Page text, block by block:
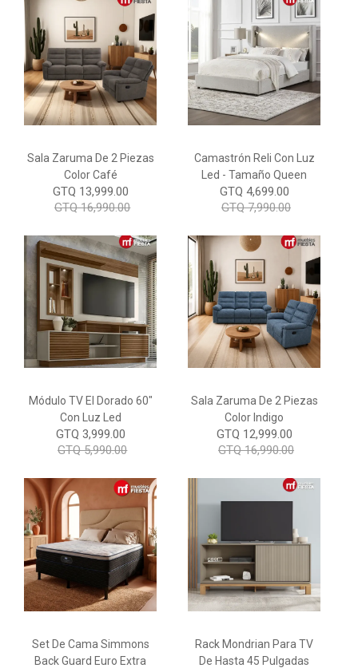
Sala Zaruma De 2 Piezas
Color Café
GTQ 13,999.00
GTQ 16,990.00
Camastrón Reli Con Luz
Led - Tamaño Queen
GTQ 4,699.00
GTQ 7,990.00
Módulo TV El Dorado 60"
Con Luz Led
GTQ 3,999.00
GTQ 5,990.00
Sala Zaruma De 2 Piezas
Color Indigo
GTQ 12,999.00
GTQ 16,990.00
Set De Cama Simmons
Back Guard Euro Extra
Rack Mondrian Para TV
De Hasta 45 Pulgadas